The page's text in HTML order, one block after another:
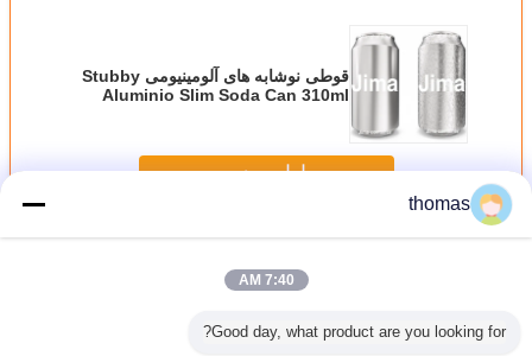
قوطی نوشابه های آلومینیومی Stubby
Aluminio Slim Soda Can 310ml
ادامه هید
بیشقوطی نوشیدنی آلومینیومی
thomas
7:40 AM
Good day, what product are you looking for?